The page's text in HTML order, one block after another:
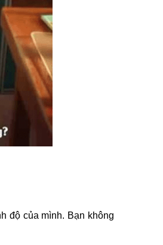
độ của mình. Bạn không